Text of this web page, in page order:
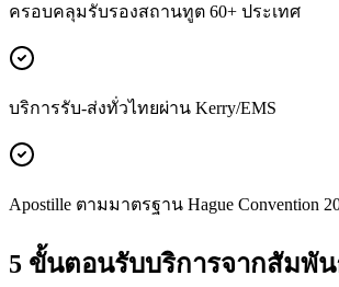
ครอบคลุมรับรองสถานทูต 60+ ประเทศ
บริการรับ-ส่งทั่วไทยผ่าน Kerry/EMS
Apostille ตามมาตรฐาน Hague Convention
5 ขั้นตอนรับบริการจากสัมพัน